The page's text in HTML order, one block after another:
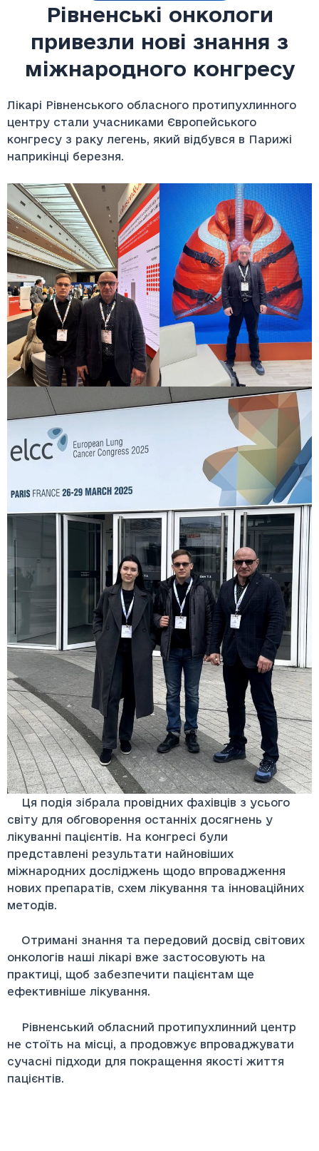
Рівненські онкологи
привезли нові знання з
міжнародного конгресу
Лікарі Рівненського обласного протипухлинного
центру стали учасниками Європейського
конгресу з раку легень, який відбувся в Парижі
наприкінці березня.
Ця подія зібрала провідних фахівців з усього
світу для обговорення останніх досягнень у
лікуванні пацієнтів. На конгресі були
представлені результати найновіших
міжнародних досліджень щодо впровадження
нових препаратів, схем лікування та інноваційних
методів.
Отримані знання та передовий досвід світових
онкологів наші лікарі вже застосовують на
практиці, щоб забезпечити пацієнтам ще
ефективніше лікування.
Рівненський обласний протипухлинний центр
не стоїть на місці, а продовжує впроваджувати
сучасні підходи для покращення якості життя
пацієнтів.